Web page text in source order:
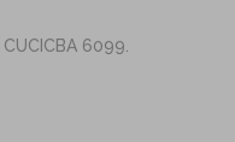
6099.